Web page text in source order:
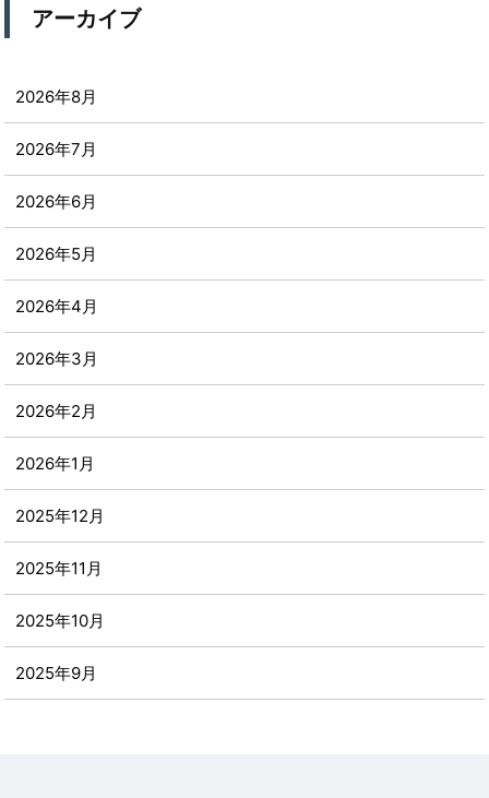
アーカイブ
2026年8月
2026年7月
2026年6月
2026年5月
2026年4月
2026年3月
2026年2月
2026年1月
2025年12月
2025年11月
2025年10月
2025年9月